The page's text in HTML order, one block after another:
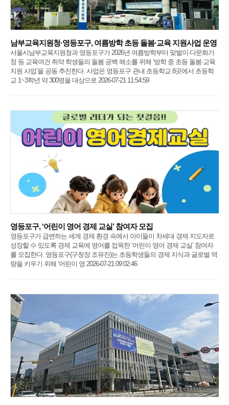
남부교육지원청·영등포구, 여름방학 초등 돌봄·교육 지원사업 운영
서울시남부교육지원청과 영등포구가 2026년 여름방학부터 맞벌이·다문화가
정 등 교육여건 취약 학생들의 돌봄 공백 해소를 위해 ‘방학 중 초등 돌봄·교육
지원 사업’을 공동 추진한다. 사업은 영등포구 관내 초등학교 8곳에서 초등학
교 1~3학년 약 300명을 대상으로 2026-07-21 11:54:59
영등포구, ‘어린이 영어 경제 교실’ 참여자 모집
영등포구가 급변하는 세계 경제 환경 속에서 아이들이 차세대 경제 지도자로
성장할 수 있도록 경제 교육에 영어를 접목한 ‘어린이 영어 경제 교실’ 참여자
를 모집한다. 영등포구(구청장 조유진)는 초등학생들의 경제 지식과 글로벌 역
량을 키우기 위해 ‘어린이 영 2026-07-21 09:02:46